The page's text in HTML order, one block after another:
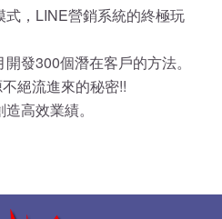
，LINE營銷系統的終極玩
發300個潛在客戶的方法。
絕流進來的秘密!!
高效業績。